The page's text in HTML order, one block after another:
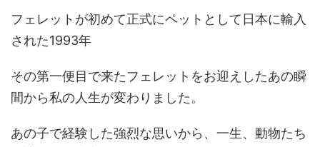
フェレットが初めて正式にペットとして日本に輸入
された1993年
その第一便目で来たフェレットをお迎えしたあの瞬
間から私の人生が変わりました。
あの子で経験した強烈な思いから、一生、動物たち